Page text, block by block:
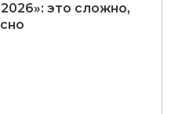
это сложно,